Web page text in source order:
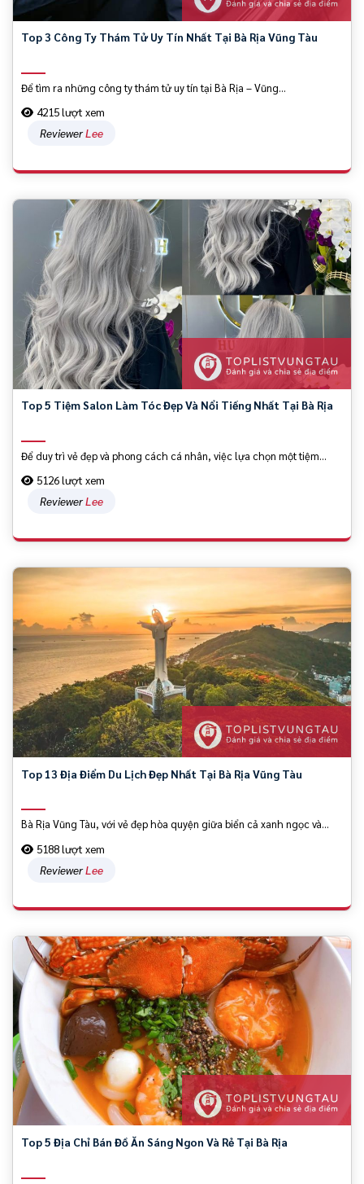
Top 3 Công Ty Thám Tử Uy Tín Nhất Tại Bà Rịa Vũng Tàu
Để tìm ra những công ty thám tử uy tín tại Bà Rịa – Vũng...
4215 lượt xem
ReviewerLee
Top 5 Tiệm Salon Làm Tóc Đẹp Và Nổi Tiếng Nhất Tại Bà Rịa
Để duy trì vẻ đẹp và phong cách cá nhân, việc lựa chọn một tiệm...
5126 lượt xem
ReviewerLee
Top 13 Địa Điểm Du Lịch Đẹp Nhất Tại Bà Rịa Vũng Tàu
Bà Rịa Vũng Tàu, với vẻ đẹp hòa quyện giữa biển cả xanh ngọc và...
5188 lượt xem
ReviewerLee
Top 5 Địa Chỉ Bán Đồ Ăn Sáng Ngon Và Rẻ Tại Bà Rịa